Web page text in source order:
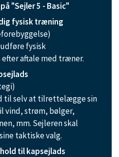
"Sejler 5 - Basic"
fysisk træning
fysisk
aftale med træner.
til selv at tilrettelægge sin
vind, strøm, bølger,
mm. Sejleren skal
taktiske valg.
til kapsejlads